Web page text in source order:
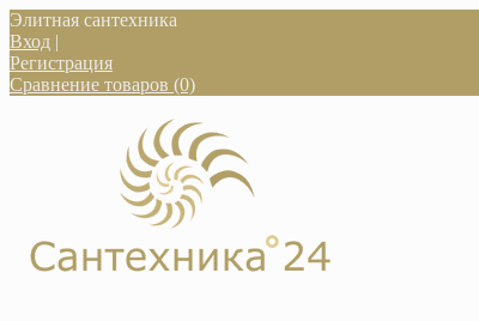
Элитная сантехника
Вход |
Регистрация
Сравнение товаров (0)